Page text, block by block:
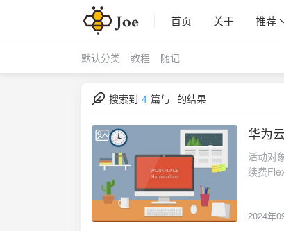
首页 关于 推荐
默认分类 教程 随记
搜索到 4 篇与 的结果
2024-
华为
活动对
续费
（未使
2024年